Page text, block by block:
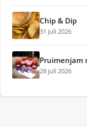
Chip & Dip
31 juli 2026
Pruimenjam
28 juli 2026